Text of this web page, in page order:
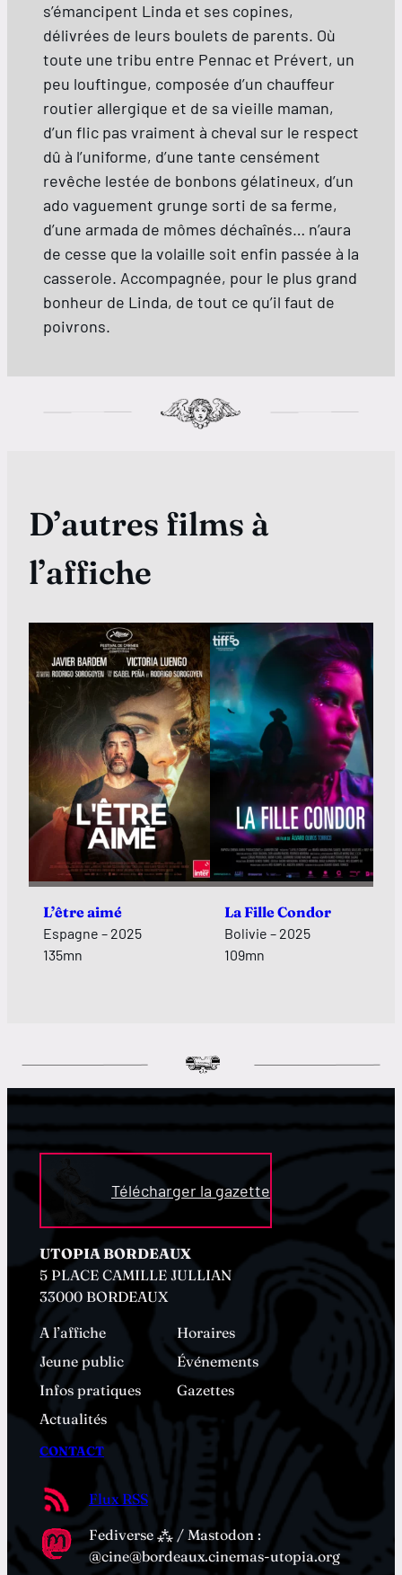
s’émancipent Linda et ses copines,
délivrées de leurs boulets de parents. Où
toute une tribu entre Pennac et Prévert, un
peu louftingue, composée d’un chauffeur
routier allergique et de sa vieille maman,
d’un flic pas vraiment à cheval sur le respect
dû à l’uniforme, d’une tante censément
revêche lestée de bonbons gélatineux, d’un
ado vaguement grunge sorti de sa ferme,
d’une armada de mômes déchaînés… n’aura
de cesse que la volaille soit enfin passée à la
casserole. Accompagnée, pour le plus grand
bonheur de Linda, de tout ce qu’il faut de
poivrons.
D’autres films à
l’affiche
L’être aimé
Espagne – 2025
135mn
La Fille Condor
Bolivie – 2025
109mn
Télécharger la gazette
UTOPIA BORDEAUX
5 PLACE CAMILLE JULLIAN
33000 BORDEAUX
A l’affiche
Horaires
Jeune public
Événements
Infos pratiques
Gazettes
Actualités
CONTACT
Flux RSS
Fediverse ⁂ / Mastodon :
@cine@bordeaux.cinemas-utopia.org